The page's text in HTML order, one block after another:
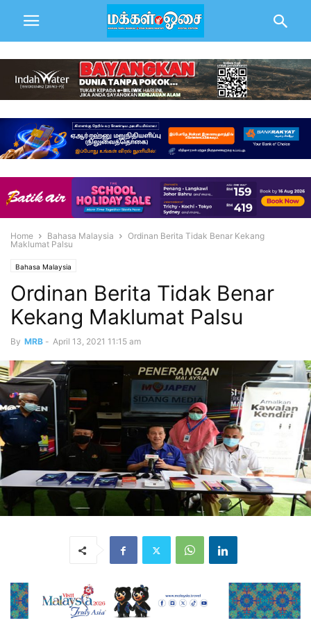
Home Bahasa Malaysia
Ordinan Berita Tidak Benar Kekang
Maklumat Palsu
Bahasa Malaysia
Ordinan Berita Tidak Benar
Kekang Maklumat Palsu
By MRB - April 13, 2021 11:15 am